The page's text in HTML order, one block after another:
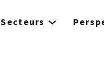
Secteurs